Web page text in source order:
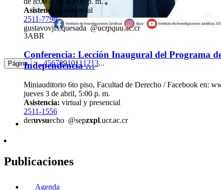
3ABR
Conferencia: Lección Inaugural del Programa
Independencia …
Miniauditorio 6to piso, Facultad de Derecho / Facebook en:
jueves 3 de abril, 5:00 p. m.
Asistencia: virtual y presencial
2511-1556
deruvsuecho @sepzxpl.ucr.ac.cr
Asistencia: presencial
2511-7798
gustavovjfs.quesada @ucrpquu.ac.cr
Página : ...45678910111213...
Publicaciones
Agenda